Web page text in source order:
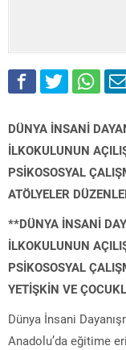
DÜNYA İNSANİ
İLKOKULUNUN
PSİKOSOSYAL
ATÖLYELER
**DÜNYA İNSANİ
İLKOKULUNUN
PSİKOSOSYAL
YETİŞKİN VE
Dünya İnsani
Anadolu’da eğitime